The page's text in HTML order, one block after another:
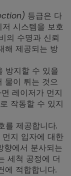
등급은 다
저 시스템을 보호
의 수명과 신뢰
해 제공되는 방
방지할 수 있을
물이 튀는 것으
레이저가 먼지
작동할 수 있지
를 제공합니다.
지 입자에 대한
향에서 분사되는
세척 공정에 더
에 적합합니다.